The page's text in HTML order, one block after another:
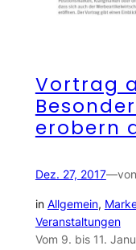
Vortrag
erobern
Dez. 27, 2017—von
in Allgemein,
Veranstaltungen
Vom 9. bis 11.